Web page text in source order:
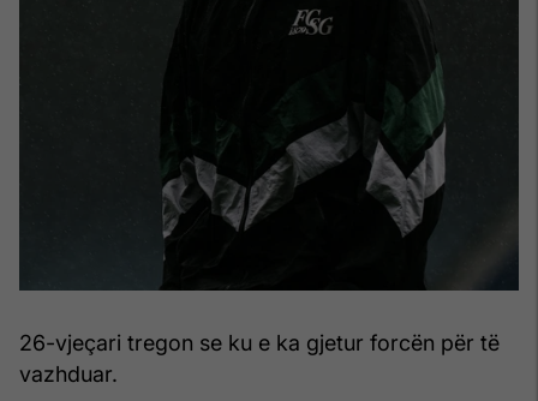
26-vjeçari tregon se ku e ka gjetur forcën për të
vazhduar.